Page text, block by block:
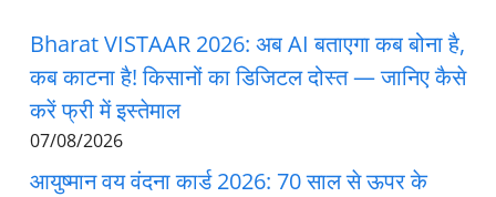
Bharat VISTAAR 2026: अब AI बताएगा कब बोना है,
कब काटना है! किसानों का डिजिटल दोस्त — जानिए कैसे
करें फ्री में इस्तेमाल
07/08/2026
आयुष्मान वय वंदना कार्ड 2026: 70 साल से ऊपर के